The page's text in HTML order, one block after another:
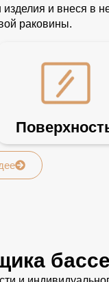
и внеся в
раковины.